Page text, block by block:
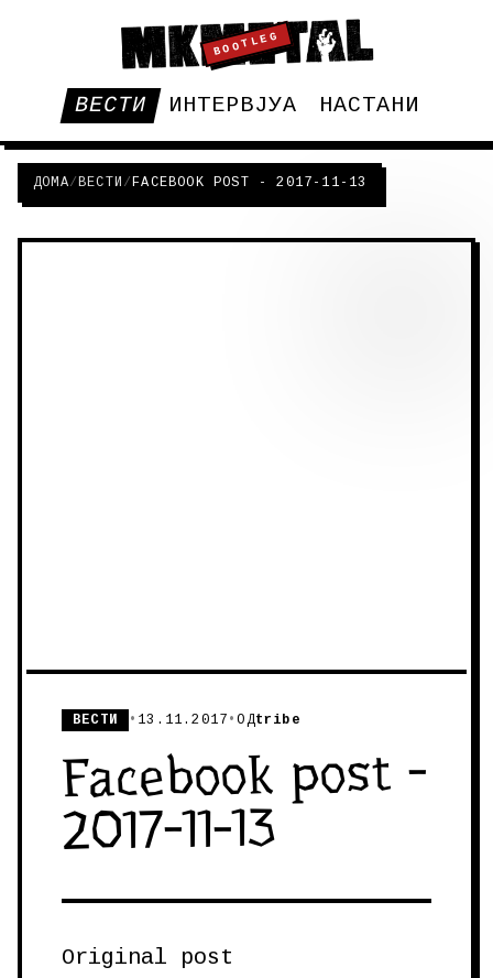
BOOTLEG
ВЕСТИ ИНТЕРВЈУА НАСТАНИ
ДОМА/ВЕСТИ /FACEBOOK POST - 2017-11-13
ВЕСТИ • 13.11.2017 •ОДtribe
Facebook post -
2017-11-13
Original post